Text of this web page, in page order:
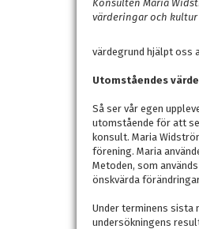
Konsulten Maria
värderingar och
värdegrund hjälpt oss
Utomståendes
Så ser vår egen
utomstående för att
konsult. Maria
förening. Maria
Metoden, som
önskvärda
Under terminens sista
undersökningens